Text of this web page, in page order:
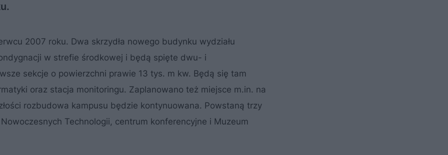
2007 roku. Dwa skrzydła nowego budynku wydziału
w strefie środkowej i będą spięte dwu- i
sekcje o powierzchni prawie 13 tys. m kw. Będą się tam
oraz stacja monitoringu. Zaplanowano też miejsce m.in. na
rozbudowa kampusu będzie kontynuowana. Powstaną trzy
Technologii, centrum konferencyjne i Muzeum